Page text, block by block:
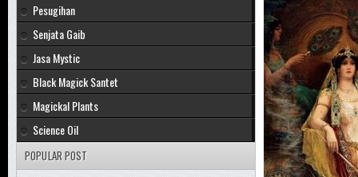
Pesugihan
Senjata Gaib
Jasa Mystic
Black Magick Santet
Magickal Plants
Science Oil
POPULAR POST